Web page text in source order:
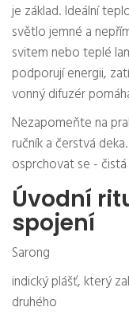
je základ. Ideální
světlo jemné a
svitem nebo teplé
podporují energii,
vonný difuzér
Nezapomeňte na
ručník a čerstvá
osprchovat se -
Úvodní
spojení
Sarong
indický plášť, který
druhého